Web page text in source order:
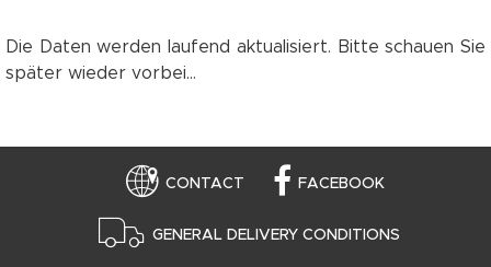
Die Daten werden laufend aktualisiert. Bitte schauen Sie
später wieder vorbei...
CONTACT FACEBOOK
GENERAL DELIVERY CONDITIONS